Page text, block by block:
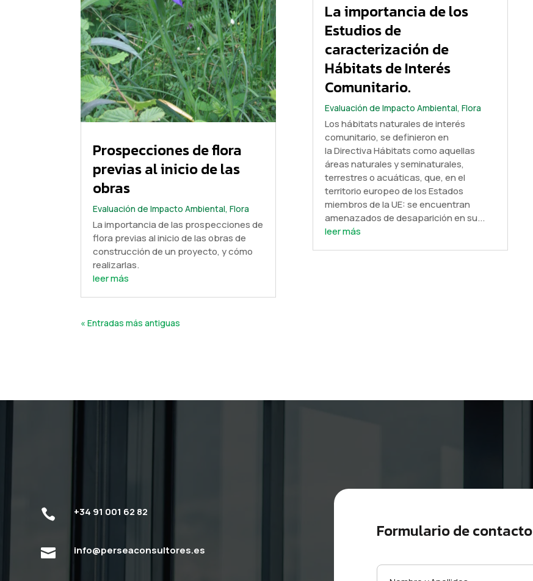
Prospecciones de flora
previas al inicio de las
obras
Evaluación de Impacto Ambiental, Flora
La importancia de las prospecciones de
flora previas al inicio de las obras de
construcción de un proyecto, y cómo
realizarlas.
leer más
La importancia de los
Estudios de
caracterización de
Hábitats de Interés
Comunitario.
Evaluación de Impacto Ambiental, Flora
Los hábitats naturales de interés
comunitario, se definieron en
la Directiva Hábitats como aquellas
áreas naturales y seminaturales,
terrestres o acuáticas, que, en el
territorio europeo de los Estados
miembros de la UE: se encuentran
amenazados de desaparición en su...
leer más
« Entradas más antiguas
 +34 91 001 62 82
 info@perseaconsultores.es
Formulario de contacto